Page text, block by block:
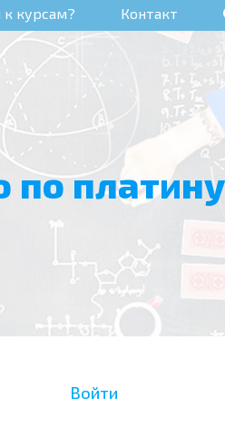
к курсам? Контакт
по платину
Войти